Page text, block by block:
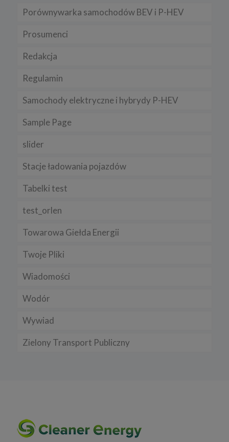
Porównywarka samochodów BEV i P-HEV
Prosumenci
Redakcja
Regulamin
Samochody elektryczne i hybrydy P-HEV
Sample Page
slider
Stacje ładowania pojazdów
Tabelki test
test_orlen
Towarowa Giełda Energii
Twoje Pliki
Wiadomości
Wodór
Wywiad
Zielony Transport Publiczny